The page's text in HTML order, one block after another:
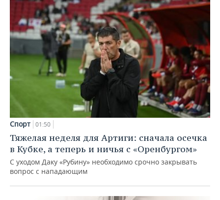
Спорт 01:50
Тяжелая неделя для Артиги: сначала осечка
в Кубке, а теперь и ничья с «Оренбургом»
С уходом Даку «Рубину» необходимо срочно закрывать
вопрос с нападающим